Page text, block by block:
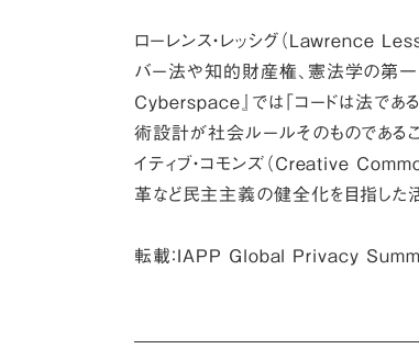
ローレンス・レッシグ（Lawrence
バー法や知的財産権、憲法学の第
Cyberspace』では「コードは法であ
術設計が社会ルールそのものである
イティブ・コモンズ（Creative
革など民主主義の健全化を目指した
転載：IAPP Global Privacy